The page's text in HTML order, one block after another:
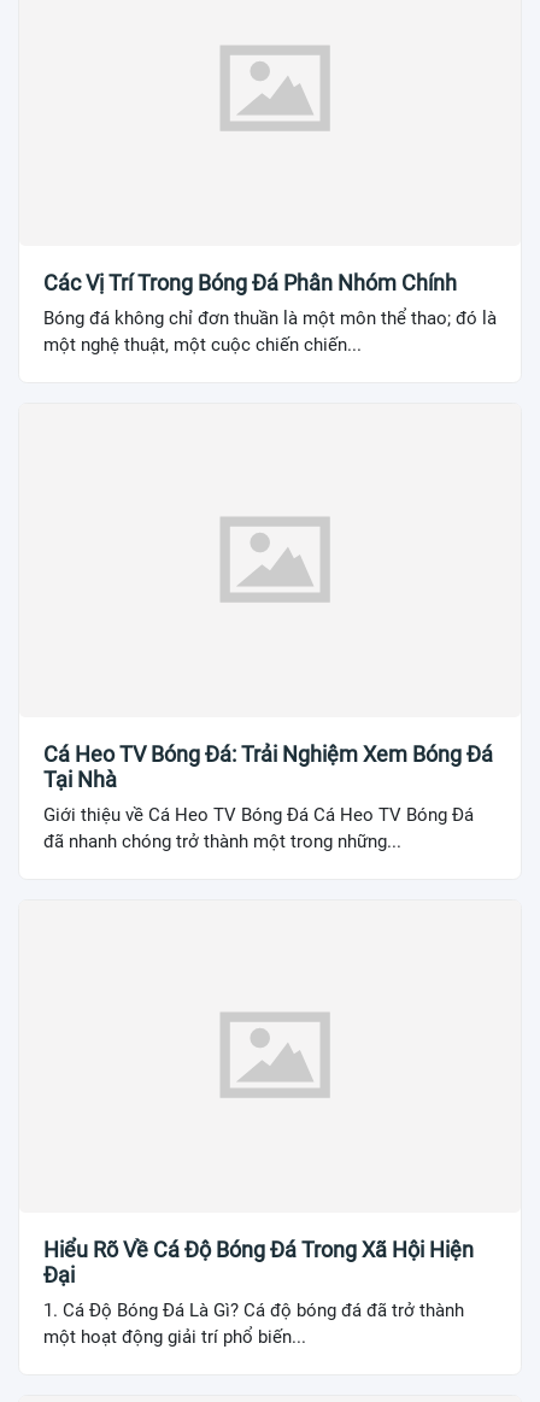
Các Vị Trí Trong Bóng Đá Phân Nhóm Chính
Bóng đá không chỉ đơn thuần là một môn thể thao; đó là
một nghệ thuật, một cuộc chiến chiến...
Cá Heo TV Bóng Đá: Trải Nghiệm Xem Bóng Đá
Tại Nhà
Giới thiệu về Cá Heo TV Bóng Đá Cá Heo TV Bóng Đá
đã nhanh chóng trở thành một trong những...
Hiểu Rõ Về Cá Độ Bóng Đá Trong Xã Hội Hiện
Đại
1. Cá Độ Bóng Đá Là Gì? Cá độ bóng đá đã trở thành
một hoạt động giải trí phổ biến...